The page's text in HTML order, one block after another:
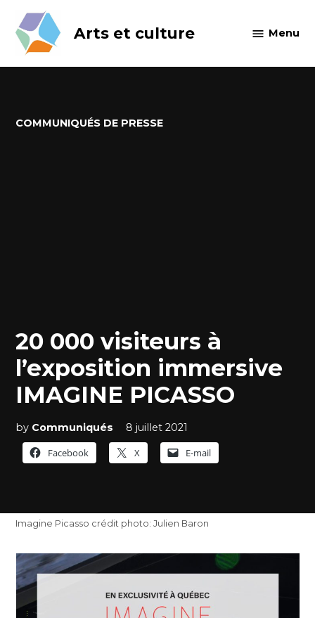
content
Arts et culture Menu
POSTED
COMMUNIQUÉS DE PRESSE
20 000 visiteurs à
l’exposition immersive
IMAGINE PICASSO
by Communiqués
8 juillet 2021
Facebook
X E-mail
Imagine Picasso crédit photo: Julien Baron